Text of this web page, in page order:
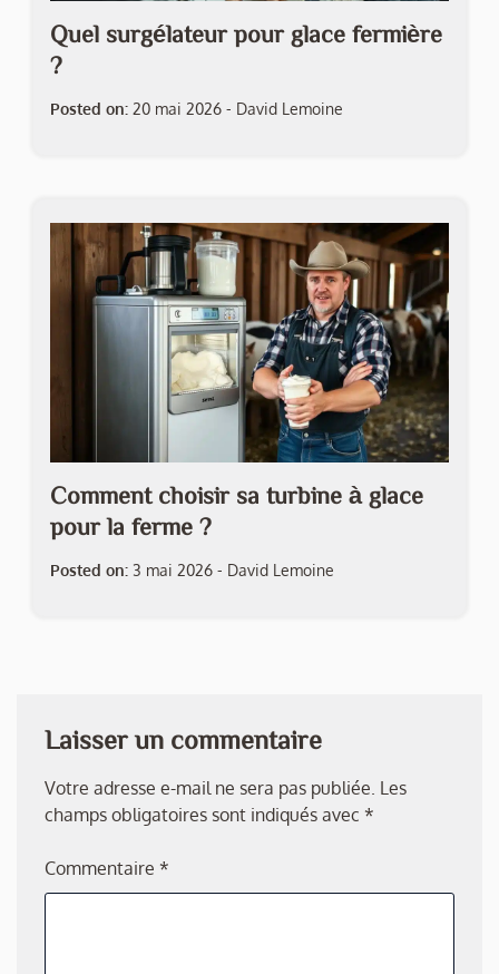
Quel surgélateur pour glace fermière
?
Posted on: 20 mai 2026 - David Lemoine
Comment choisir sa turbine à glace
pour la ferme ?
Posted on: 3 mai 2026 - David Lemoine
Laisser un commentaire
Votre adresse e-mail ne sera pas publiée. Les
champs obligatoires sont indiqués avec *
Commentaire *